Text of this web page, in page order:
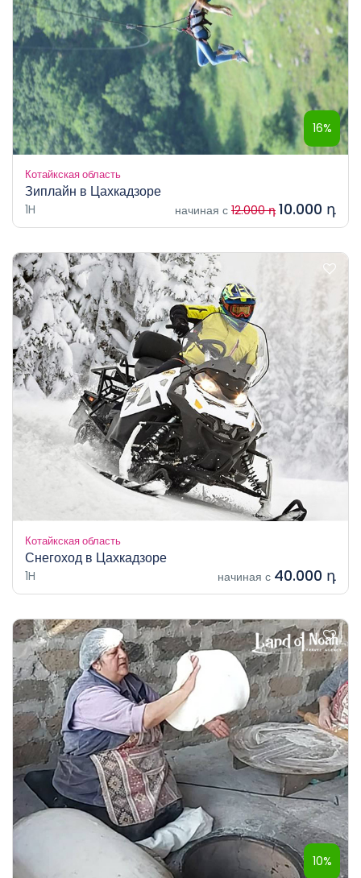
16%
Котайкская область
Зиплайн в Цахкадзоре
1H начиная с 12.000 դ 10.000 դ
Котайкская область
Снегоход в Цахкадзоре
1H начиная с 40.000 դ
10%